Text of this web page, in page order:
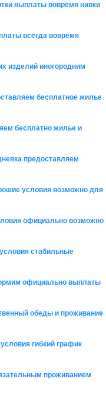
выплаты вовремя нивки
всегда вовремя
изделий иногородним
бесплатное жилье
бесплатно жилье и
предоставляем
условия возможно для
официально возможно
стабильные
официально выплаты
обеды и проживание
гибкий график
проживанием